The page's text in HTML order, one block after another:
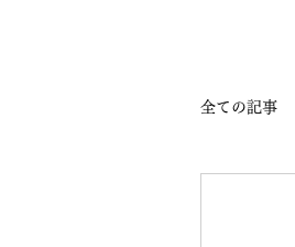
全ての記事